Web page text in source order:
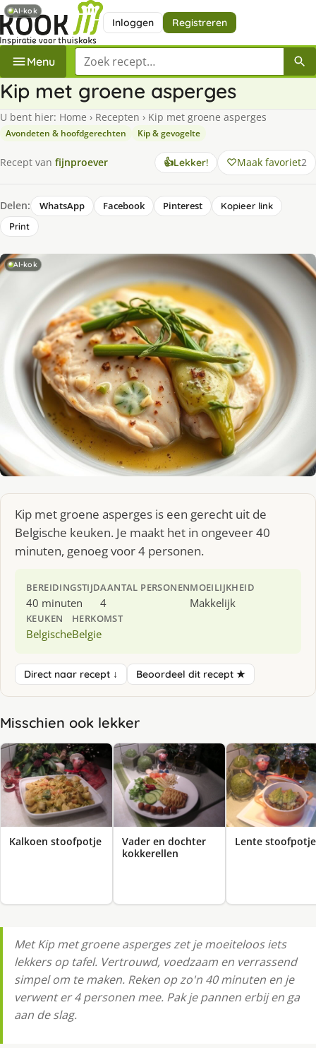
Inloggen Registreren
Menu Zoek een recept
Kip met groene asperges
U bent hier: Home › Recepten › Kip met groene asperges
Avondeten & hoofdgerechten Kip & gevogelte
Recept van fijnproever 👍Lekker! Maak favoriet2
Delen: WhatsApp Facebook Pinterest
Kopieer link
Print
AI-kok
Kip met groene asperges is een gerecht uit de
Belgische keuken. Je maakt het in ongeveer 40
minuten, genoeg voor 4 personen.
BEREIDINGSTIJD
40 minuten
AANTAL PERSONEN
4
MOEILIJKHEID
Makkelijk
KEUKEN
Belgische
HERKOMST
Belgie
Direct naar recept ↓ Beoordeel dit recept ★
Misschien ook lekker
Kalkoen stoofpotje
Vader en dochter
kokkerellen
Lente stoofpotje
AI-kok
Met Kip met groene asperges zet je moeiteloos iets
lekkers op tafel. Vertrouwd, voedzaam en verrassend
simpel om te maken. Reken op zo'n 40 minuten en je
verwent er 4 personen mee. Pak je pannen erbij en ga
aan de slag.